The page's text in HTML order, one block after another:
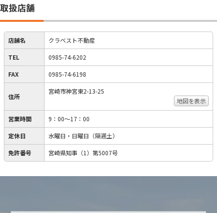
取扱店舗
店舗名 クラベスト不動産
TEL 0985-74-6202
FAX 0985-74-6198
住所
宮崎市神宮東2-13-25
地図を表示
営業時間 9：00～17：00
定休日 水曜日・日曜日（隔週土）
免許番号 宮崎県知事（1）第5007号